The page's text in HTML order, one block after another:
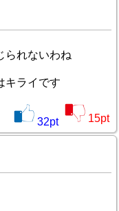
られないわね
キライです
32pt 15pt